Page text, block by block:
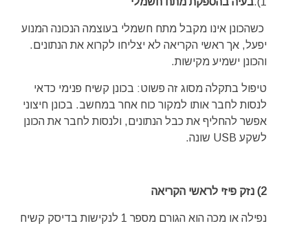
כשהכונן אינו מקבל מתח חשמלי בעוצמה הנכונה המנוע
יפעל, אך ראשי הקריאה לא יצליחו לקרוא את הנתונים.
והכונן ישמיע מקישות.
טיפול בתקלה מסוג זה פשוט: בכונן קשיח פנימי כדאי
לנסות לחבר אותו למקור כוח אחר במחשב. בכונן חיצוני
אפשר להחליף את כבל הנתונים, ולנסות לחבר את הכונן
לשקע USB שונה.
2) נזק פיזי לראשי הקריאה
נפילה או מכה הוא הגורם מספר 1 לנקישות בדיסק קשיח